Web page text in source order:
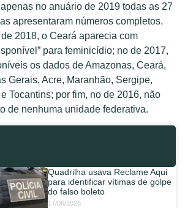
no anuário de 2019 todas as 27
apresentaram números completos.
2018, o Ceará aparecia com
para feminicídio; no de 2017,
os dados de Amazonas, Ceará,
Gerais, Acre, Maranhão, Sergipe,
Tocantins; por fim, no de 2016, não
de nenhuma unidade federativa.
Quadrilha usava Reclame Aqui
para identificar vítimas de golpe
do falso boleto
17/06/2026